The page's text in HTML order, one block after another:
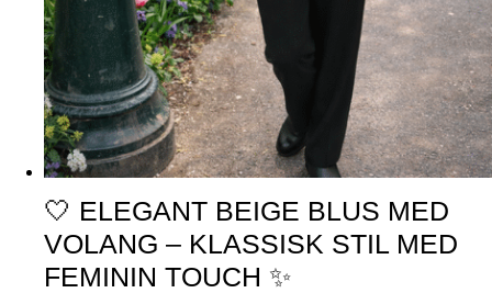
🤍 ELEGANT BEIGE BLUS MED
VOLANG – KLASSISK STIL MED
FEMININ TOUCH ✨